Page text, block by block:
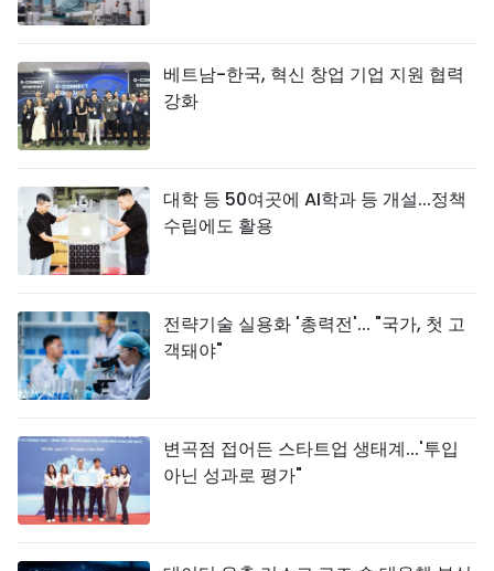
베트남-한국, 혁신 창업 기업 지원 협력
강화
대학 등 50여곳에 AI학과 등 개설...정책
수립에도 활용
전략기술 실용화 '총력전'... "국가, 첫 고
객돼야"
변곡점 접어든 스타트업 생태계...'투입
아닌 성과로 평가"